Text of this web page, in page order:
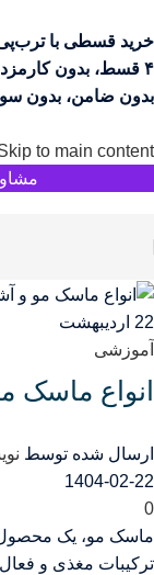
خرید قسطی با
۴ قسط، بدون کارمزد
بدون ضامن، بدون
to main content
مشاوره
22 اردیبهشت
آموزشی
انواع ماسک
ارسال شده توسط
1404-02-22
0
ماسک مو، یک محصول
ترکیبات مغذی و